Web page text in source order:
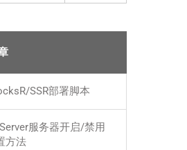
SSR部署脚本
服务器开启/禁用
方法